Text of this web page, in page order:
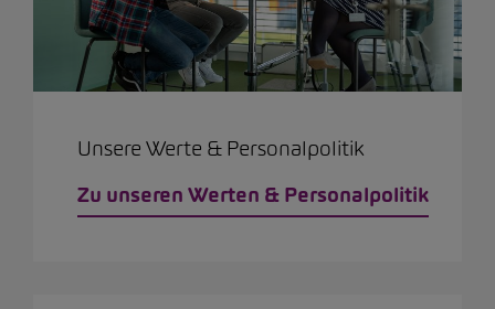
Unsere Werte & Personalpolitik
Zu unseren Werten & Personalpolitik